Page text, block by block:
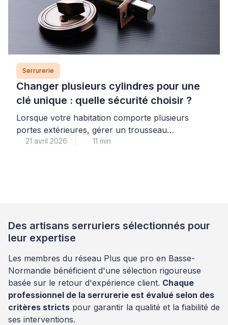
Serrurerie
Changer plusieurs cylindres pour une
clé unique : quelle sécurité choisir ?
Lorsque votre habitation comporte plusieurs
portes extérieures, gérer un trousseau
volumineux devient vite contraignant. Le système
21 avril 2026 11 min
Des artisans serruriers sélectionnés pour
leur expertise
Les membres du réseau Plus que pro en Basse-
Normandie bénéficient d'une sélection rigoureuse
basée sur le retour d'expérience client. Chaque
professionnel de la serrurerie est évalué selon des
critères stricts pour garantir la qualité et la fiabilité de
ses interventions.